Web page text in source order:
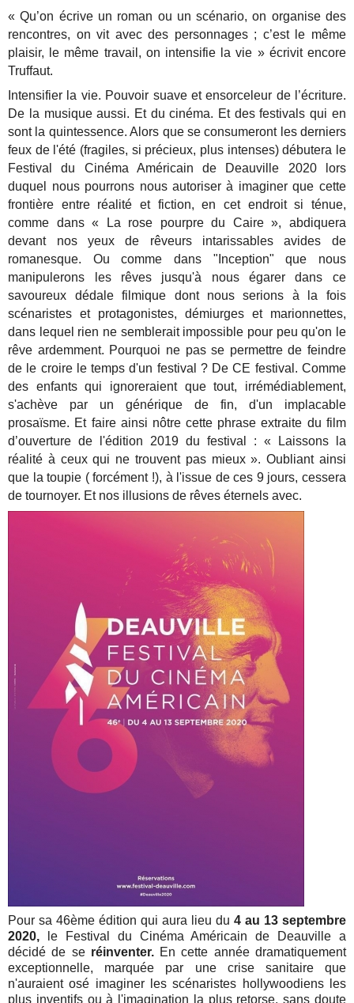
« Qu’on écrive un roman ou un scénario, on organise des
rencontres, on vit avec des personnages ; c’est le même
plaisir, le même travail, on intensifie la vie » écrivit encore
Truffaut.
Intensifier la vie. Pouvoir suave et ensorceleur de l’écriture.
De la musique aussi. Et du cinéma. Et des festivals qui en
sont la quintessence. Alors que se consumeront les derniers
feux de l'été (fragiles, si précieux, plus intenses) débutera le
Festival du Cinéma Américain de Deauville 2020 lors
duquel nous pourrons nous autoriser à imaginer que cette
frontière entre réalité et fiction, en cet endroit si ténue,
comme dans « La rose pourpre du Caire », abdiquera
devant nos yeux de rêveurs intarissables avides de
romanesque. Ou comme dans "Inception" que nous
manipulerons les rêves jusqu'à nous égarer dans ce
savoureux dédale filmique dont nous serions à la fois
scénaristes et protagonistes, démiurges et marionnettes,
dans lequel rien ne semblerait impossible pour peu qu'on le
rêve ardemment. Pourquoi ne pas se permettre de feindre
de le croire le temps d'un festival ? De CE festival. Comme
des enfants qui ignoreraient que tout, irrémédiablement,
s'achève par un générique de fin, d'un implacable
prosaïsme. Et faire ainsi nôtre cette phrase extraite du film
d’ouverture de l'édition 2019 du festival : « Laissons la
réalité à ceux qui ne trouvent pas mieux ». Oubliant ainsi
que la toupie ( forcément !), à l'issue de ces 9 jours, cessera
de tournoyer. Et nos illusions de rêves éternels avec.
Pour sa 46ème édition qui aura lieu du 4 au 13 septembre
2020, le Festival du Cinéma Américain de Deauville a
décidé de se réinventer.En cette année dramatiquement
exceptionnelle, marquée par une crise sanitaire que
n'auraient osé imaginer les scénaristes hollywoodiens les
plus inventifs ou à l'imagination la plus retorse, sans doute